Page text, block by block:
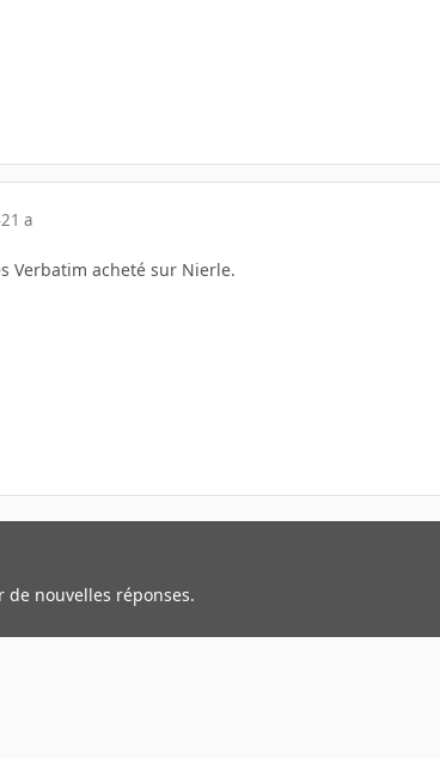
21 a
Verbatim acheté sur Nierle.
de nouvelles réponses.